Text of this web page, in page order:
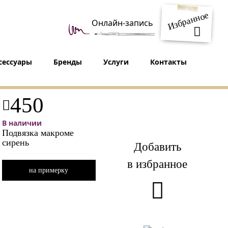
Избранное
Онлайн-запись
Бренды Услуги Контакты
Добавить
в избранное
450
В наличии
Подвязка макроме
сирень
на примерку